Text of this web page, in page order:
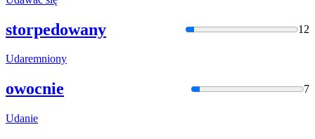
storpedowany 12
Udaremniony
owocnie 7
Udanie